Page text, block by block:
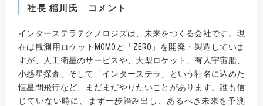
社長 稲川 氏 コメント
インターステラテクノロジズは、未来をつくる会社です。現
在は観測用ロケットMOMOと「ZERO」を開発・製造していま
すが、人工衛星のサービスや、大型ロケット、有人宇宙船、
小惑星探査、そして「インターステラ」という社名に込めた
恒星間飛行など、まだまだやりたいことがあります。誰も信
じていない時に、まず一歩踏み出し、あるべき未来を予測